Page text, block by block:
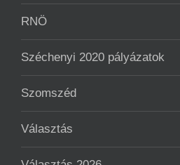
RNÖ
Széchenyi 2020 pályázatok
Szomszéd
Választás